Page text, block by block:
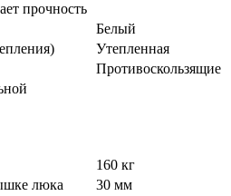
прочность
Белый
Утепленная
Противоскользящие
160 кг
люка
30 мм